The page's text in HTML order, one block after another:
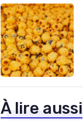
À lire aussi